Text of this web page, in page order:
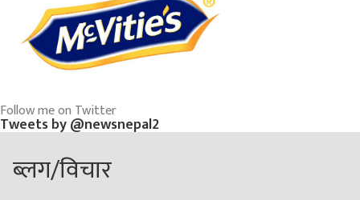
Follow me on Twitter
Tweets by @newsnepal2
ब्लग/विचार